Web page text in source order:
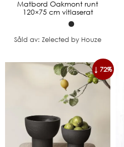
Matbord Oakmont runt
120×75 cm vitlaserat
Såld av: Zelected by Houze
↓ 72%